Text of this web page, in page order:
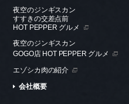
夜空のジンギスカン
すすきの交差点前
HOT PEPPER グルメ
夜空のジンギスカン
GOGO店 HOT PEPPER グルメ
エゾシカ肉の紹介
会社概要